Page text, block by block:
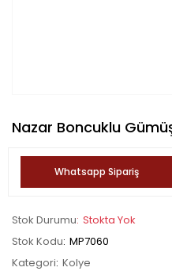
Nazar Boncuklu
Whatsapp Sipariş
Stok Durumu Stokta Yok
Stok Kodu MP7060
Kategori Kolye